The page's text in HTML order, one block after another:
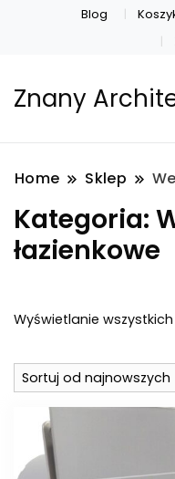
Blog
Znany
Home Sklep
Kategoria:
łazienkowe
Wyświetlanie